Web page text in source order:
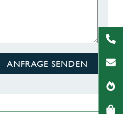
ANFRAGE SENDEN